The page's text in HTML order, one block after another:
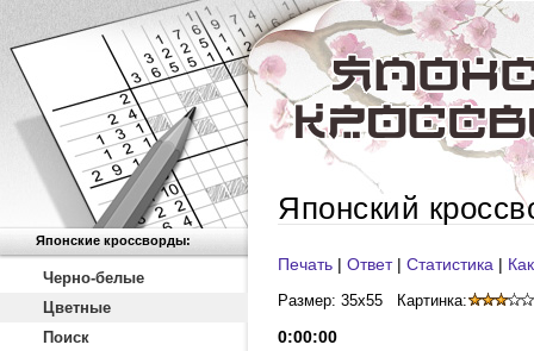
Японские кроссворды:
Черно-белые
Цветные
Поиск
Японский
Печать | Ответ| Статистика |
Размер: 35x55 Картинка:
0:00:00